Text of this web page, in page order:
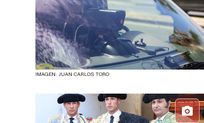
IMAGEN: JUAN CARLOS TORO